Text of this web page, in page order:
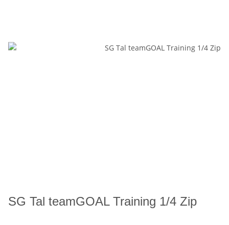
SG Tal teamGOAL Training 1/4 Zip